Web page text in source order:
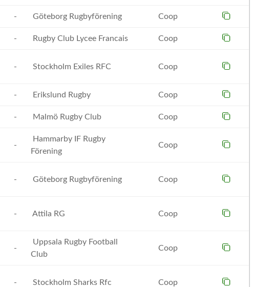
- Göteborg Rugbyförening Coop
- Rugby Club Lycee Francais Coop
- Stockholm Exiles RFC Coop
- Erikslund Rugby Coop
- Malmö Rugby Club Coop
-
Hammarby IF Rugby
Förening
Coop
- Göteborg Rugbyförening Coop
- Attila RG Coop
-
Uppsala Rugby Football
Club
Coop
- Stockholm Sharks Rfc Coop